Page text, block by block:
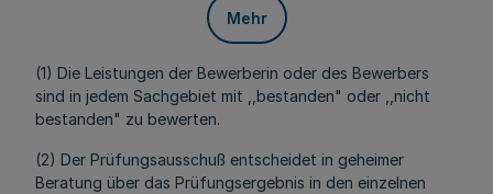
Mehr
(1) Die Leistungen der Bewerberin oder des Bewerbers
sind in jedem Sachgebiet mit ,,bestanden" oder ,,nicht
bestanden" zu bewerten.
(2) Der Prüfungsausschuß entscheidet in geheimer
Beratung über das Prüfungsergebnis in den einzelnen